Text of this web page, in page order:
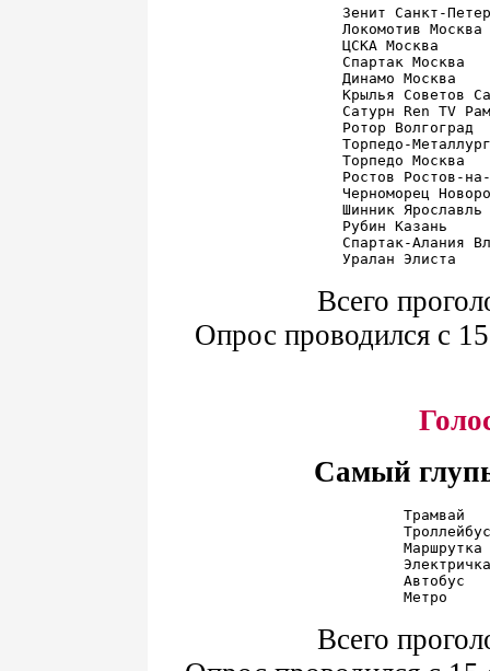
Зенит Санкт-
Локомотив
ЦСКА Москва
Спартак
Динамо
Крылья
Сатурн Ren TV
Ротор
Торпедо-
Торпедо
Ростов
Черноморец
Шинник
Рубин
Спартак-Алания
Всего
Опрос проводился с
Самый
Трамвай
Всего